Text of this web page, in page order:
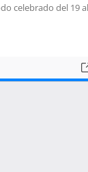
celebrado del 19